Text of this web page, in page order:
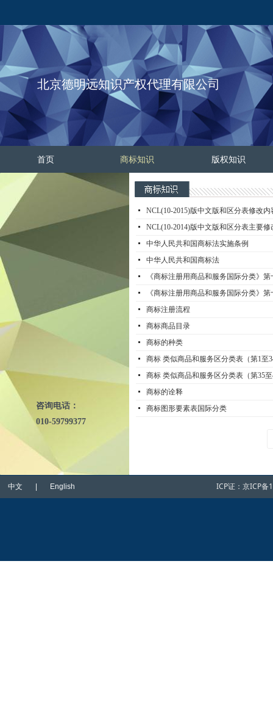
首页 商标知识 版权知识
北京德明远知识产权代理有限公司
넷 NCL(10-2015)版中文版和区分表修改内
넷 NCL(10-2014)版中文版和区分表主要修
넷 中华人民共和国商标法实施条例
넷 中华人民共和国商标法
넷 《商标注册用商品和服务国际分类》
넷 《商标注册用商品和服务国际分类》
넷 商标注册流程
넷 商标商品目录
넷 商标的种类
넷 商标 类似商品和服务区分类表（第1至
넷 商标 类似商品和服务区分类表（第35
넷 商标的诠释
넷 商标图形要素表国际分类
咨询电话：
010-59799377
中文 | English ICP证： 京ICP备